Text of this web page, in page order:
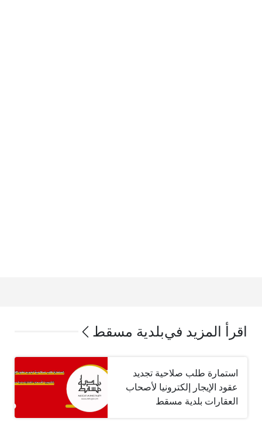
اقرأ المزيد فيبلدية مسقط
استمارة طلب صلاحية تجديد
عقود الإيجار إلكترونيا لأصحاب
العقارات بلدية مسقط